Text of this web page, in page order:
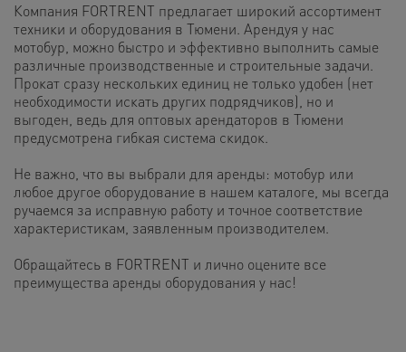
Компания FORTRENT предлагает широкий ассортимент
техники и оборудования в Тюмени. Арендуя у нас
мотобур, можно быстро и эффективно выполнить самые
различные производственные и строительные задачи.
Прокат сразу нескольких единиц не только удобен (нет
необходимости искать других подрядчиков), но и
выгоден, ведь для оптовых арендаторов в Тюмени
предусмотрена гибкая система скидок.
Не важно, что вы выбрали для аренды: мотобур или
любое другое оборудование в нашем каталоге, мы всегда
ручаемся за исправную работу и точное соответствие
характеристикам, заявленным производителем.
Обращайтесь в FORTRENT и лично оцените все
преимущества аренды оборудования у нас!